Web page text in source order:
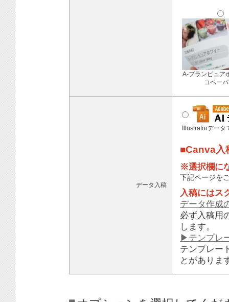
A-プランピュア
コペー
データ入稿
Illustratorデータ
■Canva入
※選択欄に
下記ページを
入稿にはス
データ作成
必ず入稿用
します。
▶テンプレ
テンプレー
とがありま